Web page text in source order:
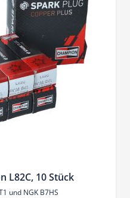
L82C, 10 Stück
und NGK B7HS